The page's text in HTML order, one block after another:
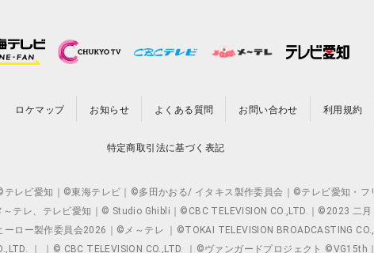
ロケマップ お知らせ よくある質問 お問い合わせ 利用規約
特定商取引法に基づく表記
レビ愛知｜©東海テレビ｜©多田かおる/ イタキス製作委員会｜©テレビ愛知・
テレ、テレビ愛知｜© Studio Ghibli｜©CBC TELEVISION CO.,LTD.｜©2023 二
ー製作委員会2026｜©メ～テレ ｜©TOKAI TELEVISION BROADCASTING
｜ ｜© CBC TELEVISION CO.,LTD. ｜©ヴァンガードプロジェクト